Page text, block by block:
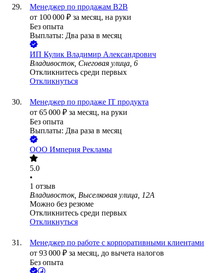
Менеджер по продажам B2B
от 100 000 ₽ за месяц, на руки
Без опыта
Выплаты: Два раза в месяц
ИП Кулик Владимир Александрович
Владивосток, Снеговая улица, 6
Откликнитесь среди первых
Откликнуться
Менеджер по продаже IT продукта
от 65 000 ₽ за месяц, на руки
Без опыта
Выплаты: Два раза в месяц
ООО Империя Рекламы
5.0
•
1 отзыв
Владивосток, Выселковая улица, 12А
Можно без резюме
Откликнитесь среди первых
Откликнуться
Менеджер по работе с корпоративными клиентами
от 93 000 ₽ за месяц, до вычета налогов
Без опыта